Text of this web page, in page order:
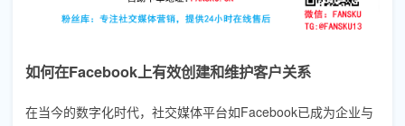
如何在Facebook上有效创建和维护客户关系
在当今的数字化时代，社交媒体平台如Facebook已成为企业与